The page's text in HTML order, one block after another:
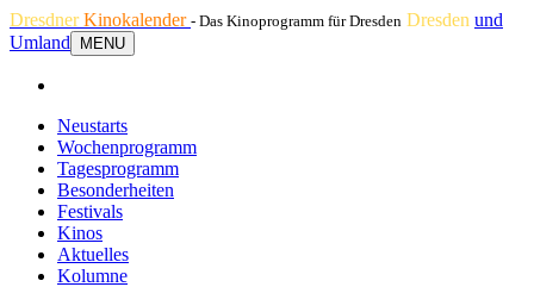
DresdnerKinokalender - Das Kinoprogramm für Dresden Dresden und
Umland
MENU
Neustarts
Wochenprogramm
Tagesprogramm
Besonderheiten
Festivals
Kinos
Aktuelles
Kolumne